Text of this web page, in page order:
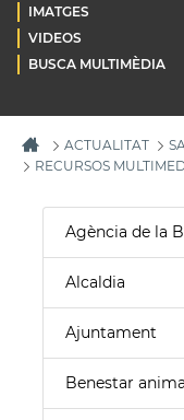
IMATGES
VIDEOS
BUSCA MULTIMÈDIA
ACTUALITAT
RECURSOS
Agència de la
Alcaldia
Ajuntament
Benestar animal